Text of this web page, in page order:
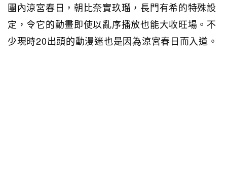
團內涼宮春日，朝比奈實玖瑠，長門有希的特殊設
定，令它的動畫即使以亂序播放也能大收旺場。不
少現時20出頭的動漫迷也是因為涼宮春日而入道。